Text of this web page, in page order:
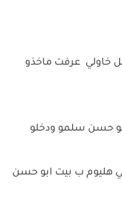
خاولي عرفت ماخذو
حسن سلمو ودخلو
هليوم ب بيت ابو حسن